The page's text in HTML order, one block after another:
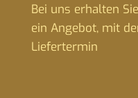
Bei uns erhalten
ein Angebot, mit
Liefertermin